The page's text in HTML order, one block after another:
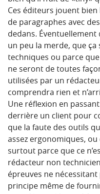
Ces éditeurs jouent
de paragraphes avec
dedans. Éventuellement
un peu la merde, que
techniques ou parce
ne seront de toutes
utilisées par un
comprendra rien et
Une réflexion en
derrière un client pour
que la faute des outils
assez ergonomiques, ou
surtout parce que ce
rédacteur non
épreuves ne
principe même de